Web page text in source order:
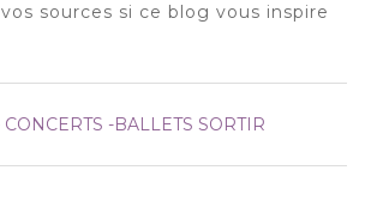
sources si ce blog vous inspire
CONCERTS -BALLETS SORTIR